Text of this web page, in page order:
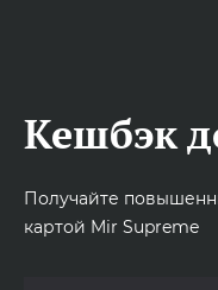
Кешбэк
Получайте
картой Mir Supreme